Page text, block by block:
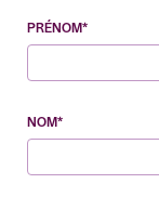
PRÉNOM*
NOM*